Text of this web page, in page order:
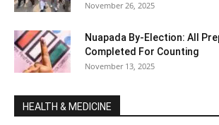
November 26, 2025
Nuapada By-Election: All
Completed For Counting
November 13, 2025
HEALTH & MEDICINE